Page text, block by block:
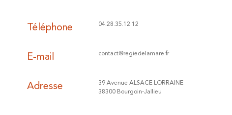
Téléphone 04.28.35.12.12
E-mail contact@regiedelamare.fr
Adresse
39 Avenue ALSACE LORRAINE
38300 Bourgoin-Jallieu